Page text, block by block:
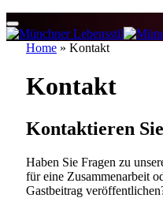
Home » Kontakt
Kontakt
Kontaktieren
Haben Sie Fragen zu
für eine Zusammenarbeit
Gastbeitrag